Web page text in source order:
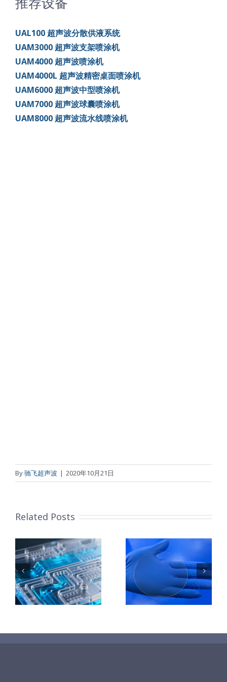
UAL100 超声波分散供液系统
UAM3000 超声波支架喷涂机
UAM4000 超声波喷涂机
UAM4000L 超声波精密桌面喷涂机
UAM6000 超声波中型喷涂机
UAM7000 超声波球囊喷涂机
UAM8000 超声波流水线喷涂机
By驰飞超声波 | 2020年10月21日
Related Posts
超声波喷涂
TiO₂涂层
PET石墨烯保
护膜特性和应
用